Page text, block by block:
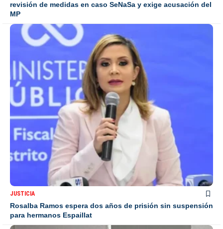
revisión de medidas en caso SeNaSa y exige acusación del
MP
JUSTICIA
Rosalba Ramos espera dos años de prisión sin suspensión
para hermanos Espaillat